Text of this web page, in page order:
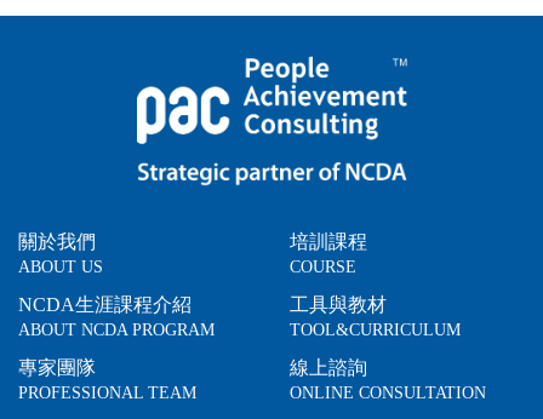
關於我們
ABOUT US
NCDA生涯課程介紹
ABOUT NCDA PROGRAM
專家團隊
PROFESSIONAL TEAM
培訓課程
COURSE
工具與教材
TOOL&CURRICULUM
線上諮詢
ONLINE CONSULTATION